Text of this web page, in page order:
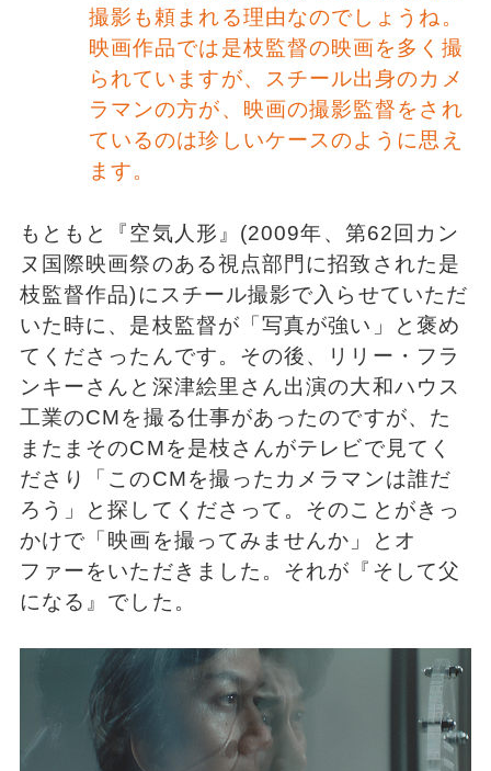
撮影も頼まれる理由なのでしょうね。
映画作品では是枝監督の映画を多く撮
られていますが、スチール出身のカメ
ラマンの方が、映画の撮影監督をされ
ているのは珍しいケースのように思え
ます。
もともと『空気人形』(2009年、第62回カン
ヌ国際映画祭のある視点部門に招致された是
枝監督作品)にスチール撮影で入らせていただ
いた時に、是枝監督が「写真が強い」と褒め
てくださったんです。その後、リリー・フラ
ンキーさんと深津絵里さん出演の大和ハウス
工業のCMを撮る仕事があったのですが、た
またまそのCMを是枝さんがテレビで見てく
ださり「このCMを撮ったカメラマンは誰だ
ろう」と探してくださって。そのことがきっ
かけで「映画を撮ってみませんか」とオ
ファーをいただきました。それが『そして父
になる』でした。